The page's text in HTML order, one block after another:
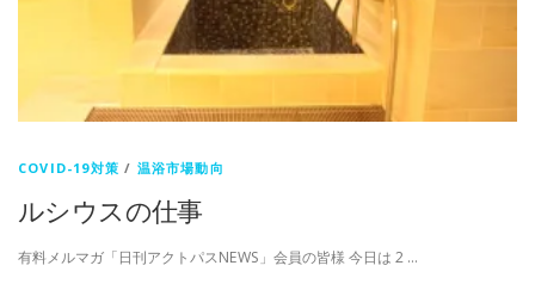
COVID-19対策 / 温浴市場動向
ルシウスの仕事
有料メルマガ「日刊アクトパスNEWS」会員の皆様 今日は 2 …